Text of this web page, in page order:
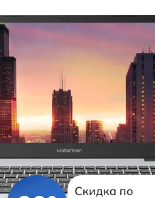
Скидка по